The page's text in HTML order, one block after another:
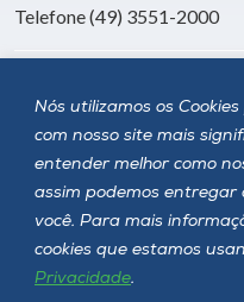
Nós utilizamos os
com nosso site mais
entender melhor como
assim podemos
você. Para mais
cookies que estamos
Privacidade.
Telefone (49) 3551-2000
Siga a Unoesc